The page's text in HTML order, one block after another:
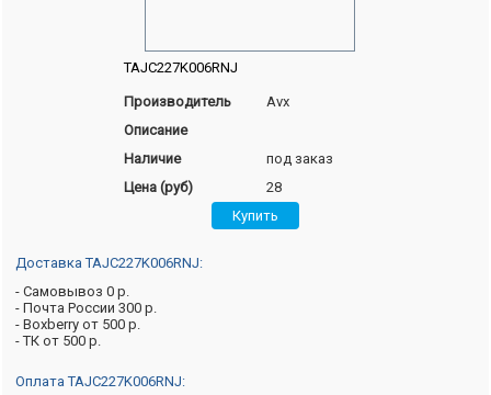
TAJC227K006RNJ
Производитель
Avx
Описание
Наличие
под заказ
Цена (руб)
28
Доставка TAJC227K006RNJ:
- Самовывоз 0 р.
- Почта России 300 р.
- Boxberry от 500 р.
- ТК от 500 р.
Оплата TAJC227K006RNJ: